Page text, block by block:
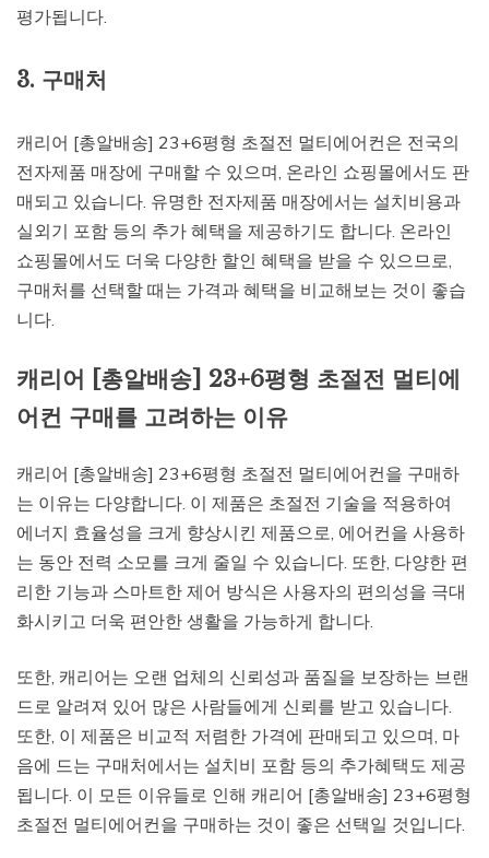
평가됩니다.
3. 구매처
캐리어 [총알배송] 23+6평형 초절전 멀티에어컨은 전국의
전자제품 매장에 구매할 수 있으며, 온라인 쇼핑몰에서도 판
매되고 있습니다. 유명한 전자제품 매장에서는 설치비용과
실외기 포함 등의 추가 혜택을 제공하기도 합니다. 온라인
쇼핑몰에서도 더욱 다양한 할인 혜택을 받을 수 있으므로,
구매처를 선택할 때는 가격과 혜택을 비교해보는 것이 좋습
니다.
캐리어 [총알배송] 23+6평형 초절전 멀티에
어컨 구매를 고려하는 이유
캐리어 [총알배송] 23+6평형 초절전 멀티에어컨을 구매하
는 이유는 다양합니다. 이 제품은 초절전 기술을 적용하여
에너지 효율성을 크게 향상시킨 제품으로, 에어컨을 사용하
는 동안 전력 소모를 크게 줄일 수 있습니다. 또한, 다양한 편
리한 기능과 스마트한 제어 방식은 사용자의 편의성을 극대
화시키고 더욱 편안한 생활을 가능하게 합니다.
또한, 캐리어는 오랜 업체의 신뢰성과 품질을 보장하는 브랜
드로 알려져 있어 많은 사람들에게 신뢰를 받고 있습니다.
또한, 이 제품은 비교적 저렴한 가격에 판매되고 있으며, 마
음에 드는 구매처에서는 설치비 포함 등의 추가혜택도 제공
됩니다. 이 모든 이유들로 인해 캐리어 [총알배송] 23+6평형
초절전 멀티에어컨을 구매하는 것이 좋은 선택일 것입니다.